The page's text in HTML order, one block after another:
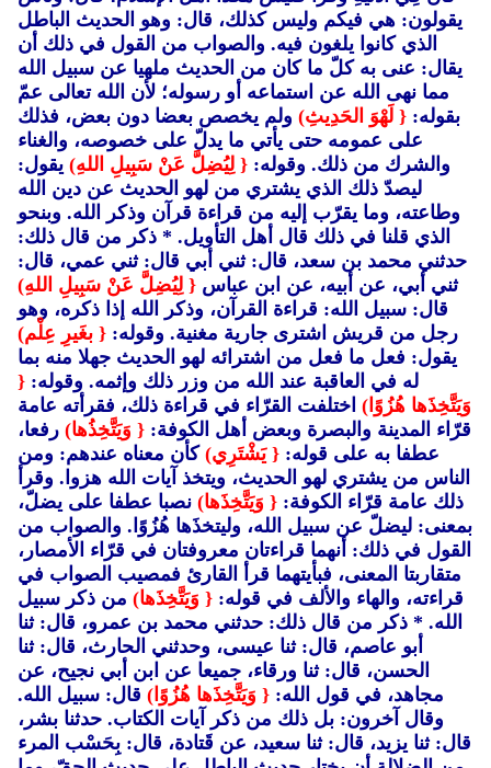
يقولون: هي فيكم وليس كذلك، قال: وهو الحديث الباطل
الذي كانوا يلغون فيه. والصواب من القول في ذلك أن
يقال: عنى به كلّ ما كان من الحديث ملهيا عن سبيل الله
مما نهى الله عن استماعه أو رسوله؛ لأن الله تعالى عمّ
بقوله: { لَهْوَ الحَدِيثِ) ولم يخصص بعضا دون بعض، فذلك
على عمومه حتى يأتي ما يدلّ على خصوصه، والغناء
والشرك من ذلك. وقوله: { لِيُضِلَّ عَنْ سَبِيلِ اللهِ) يقول:
ليصدّ ذلك الذي يشتري من لهو الحديث عن دين الله
وطاعته، وما يقرّب إليه من قراءة قرآن وذكر الله. وبنحو
الذي قلنا في ذلك قال أهل التأويل. * ذكر من قال ذلك:
حدثني محمد بن سعد، قال: ثني أبي قال: ثني عمي، قال:
ثني أبي، عن أبيه، عن ابن عباس { لِيُضِلَّ عَنْ سَبِيلِ اللهِ)
قال: سبيل الله: قراءة القرآن، وذكر الله إذا ذكره، وهو
رجل من قريش اشترى جارية مغنية. وقوله: { بغَيرِ عِلْم)
يقول: فعل ما فعل من اشترائه لهو الحديث جهلا منه بما
له في العاقبة عند الله من وزر ذلك وإثمه. وقوله: {
وَيَتَّخِذَها هُزُوًا) اختلفت القرّاء في قراءة ذلك، فقرأته عامة
قرّاء المدينة والبصرة وبعض أهل الكوفة: { وَيَتَّخِذُها) رفعا،
عطفا به على قوله: { يَشْتَرِي) كأن معناه عندهم: ومن
الناس من يشتري لهو الحديث، ويتخذ آيات الله هزوا. وقرأ
ذلك عامة قرّاء الكوفة: { وَيَتَّخِذَها) نصبا عطفا على يضلّ،
بمعنى: ليضلّ عن سبيل الله، وليتخذَها هُزُوًا. والصواب من
القول في ذلك: أنهما قراءتان معروفتان في قرّاء الأمصار،
متقاربتا المعنى، فبأيتهما قرأ القارئ فمصيب الصواب في
قراءته، والهاء والألف في قوله: { وَيَتَّخِذَها) من ذكر سبيل
الله. * ذكر من قال ذلك: حدثني محمد بن عمرو، قال: ثنا
أبو عاصم، قال: ثنا عيسى، وحدثني الحارث، قال: ثنا
الحسن، قال: ثنا ورقاء، جميعا عن ابن أبي نجيح، عن
مجاهد، في قول الله: { وَيَتَّخِذَها هُزُوًا) قال: سبيل الله.
وقال آخرون: بل ذلك من ذكر آيات الكتاب. حدثنا بشر،
قال: ثنا يزيد، قال: ثنا سعيد، عن قَتادة، قال: بِحَسْب المرء